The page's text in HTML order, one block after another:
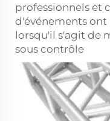
professionnels et
d'événements ont
lorsqu'il s'agit de
sous contrôle